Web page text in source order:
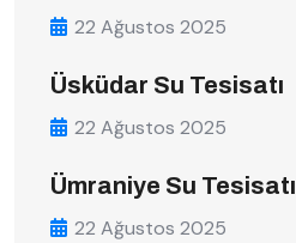
22 Ağustos 2025
Üsküdar Su Tesisatı
22 Ağustos 2025
Ümraniye Su Tesisatı
22 Ağustos 2025